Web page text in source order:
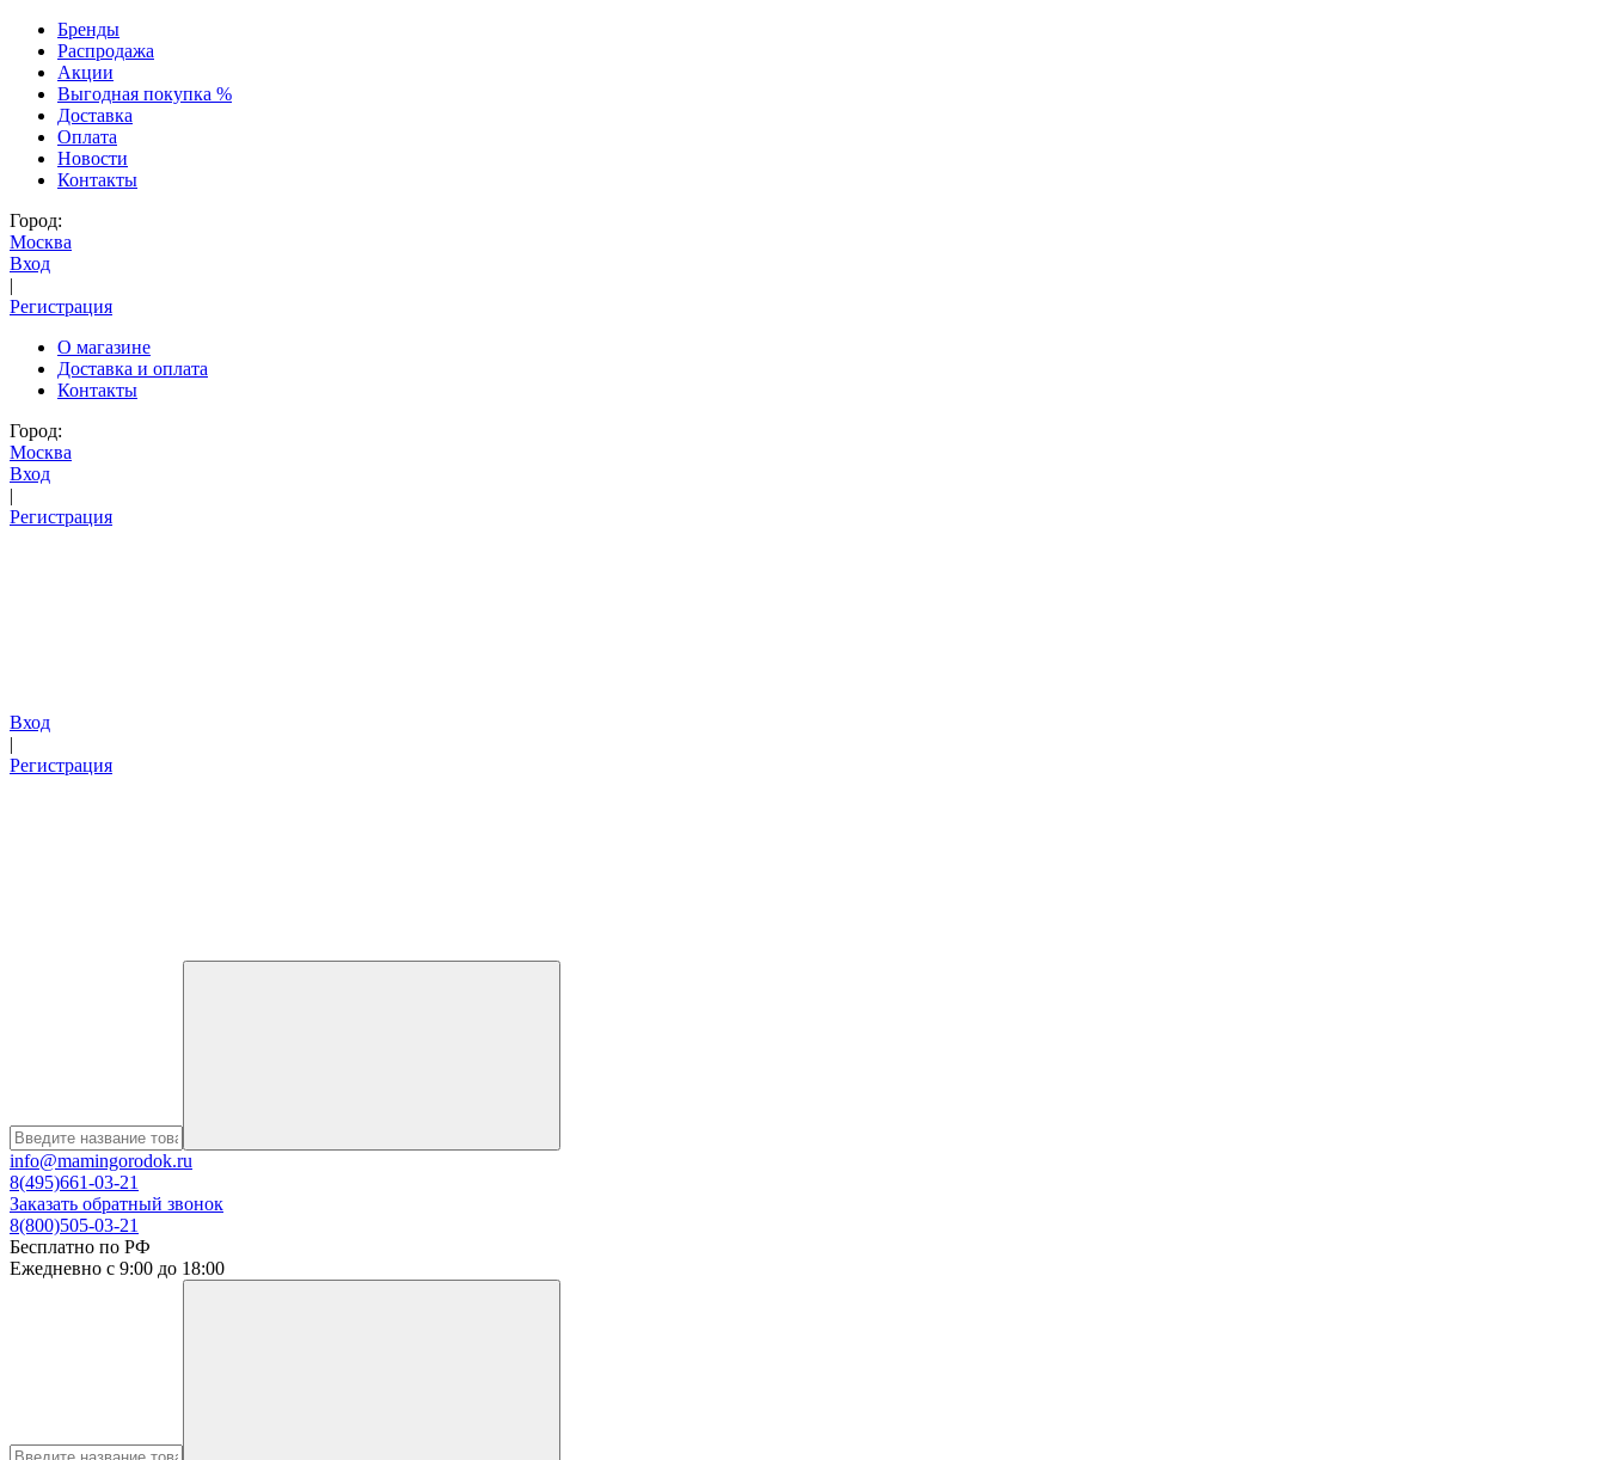
Бренды
Распродажа
Акции
Выгодная покупка %
Доставка
Оплата
Новости
Контакты
Город:
Москва
Вход
|
Регистрация
О магазине
Доставка и оплата
Контакты
Город:
Москва
Вход
|
Регистрация
Вход
|
Регистрация
info@mamingorodok.ru
8(495)661-03-21
Заказать обратный звонок
8(800)505-03-21
Бесплатно по РФ
Ежедневно с 9:00 до 18:00